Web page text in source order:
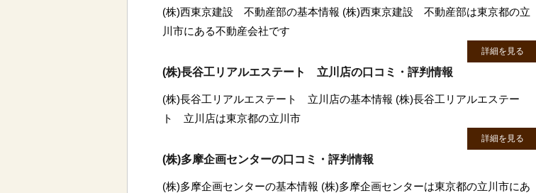
(株)西東京建設 不動産部の基本情報 (株)西東京建設 不動産部は東京都の立
川市にある不動産会社です
詳細を見る
(株)長谷工リアルエステート 立川店の口コミ・評判情報
(株)長谷工リアルエステート 立川店の基本情報 (株)長谷工リアルエステー
ト 立川店は東京都の立川市
詳細を見る
(株)多摩企画センターの口コミ・評判情報
(株)多摩企画センターの基本情報 (株)多摩企画センターは東京都の立川市にあ